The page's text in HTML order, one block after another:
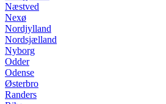
Næstved
Nexø
Nordjylland
Nordsjælland
Nyborg
Odder
Odense
Østerbro
Randers